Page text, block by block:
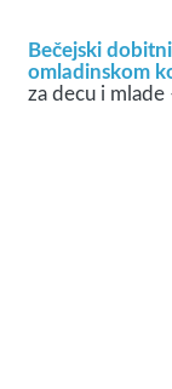
Bečejski
omladinskom
za decu i